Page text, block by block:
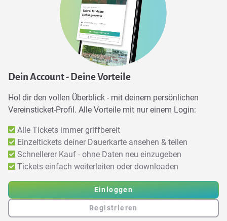
Dein Account - Deine Vorteile
Hol dir den vollen Überblick - mit deinem persönlichen
Vereinsticket-Profil. Alle Vorteile mit nur einem Login:
Alle Tickets immer griffbereit
Einzeltickets deiner Dauerkarte ansehen & teilen
Schnellerer Kauf - ohne Daten neu einzugeben
Tickets einfach weiterleiten oder downloaden
Einloggen
Registrieren